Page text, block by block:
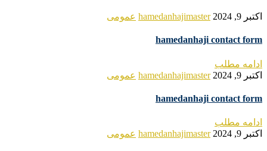
اکتبر 9, 2024 hamedanhajimaster عمومی
hamedanhaji contact form
ادامه مطلب
اکتبر 9, 2024
hamedanhajimaster عمومی
hamedanhaji contact form
ادامه مطلب
اکتبر 9, 2024
hamedanhajimaster عمومی